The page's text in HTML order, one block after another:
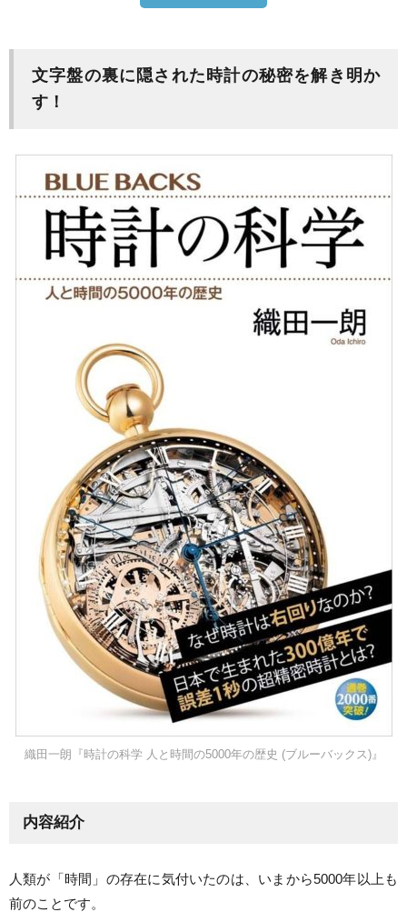
文字盤の裏に隠された時計の秘密を解き明か
す！
織田一朗『時計の科学 人と時間の5000年の歴史 (ブルーバックス)』
内容紹介
人類が「時間」の存在に気付いたのは、いまから5000年以上も
前のことです。